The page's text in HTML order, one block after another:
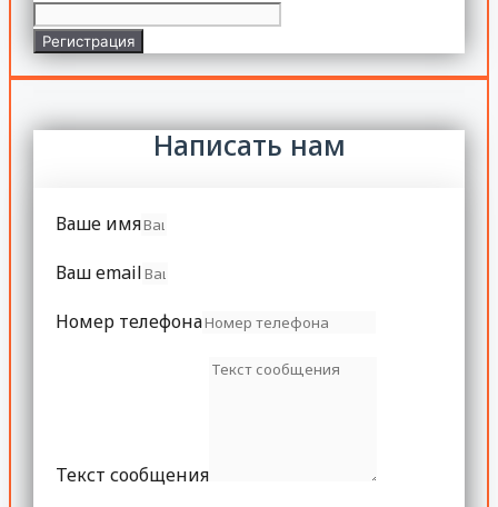
Регистрация
Написать нам
Ваше имя
Ваш email
Номер телефона
Текст сообщения